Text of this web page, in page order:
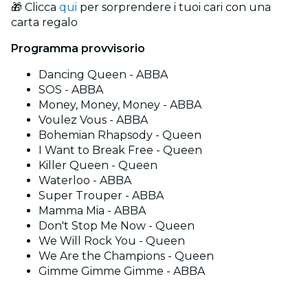
🎁 Clicca qui per sorprendere i tuoi cari con una
carta regalo
Programma provvisorio
Dancing Queen - ABBA
SOS - ABBA
Money, Money, Money - ABBA
Voulez Vous - ABBA
Bohemian Rhapsody - Queen
I Want to Break Free - Queen
Killer Queen - Queen
Waterloo - ABBA
Super Trouper - ABBA
Mamma Mia - ABBA
Don't Stop Me Now - Queen
We Will Rock You - Queen
We Are the Champions - Queen
Gimme Gimme Gimme - ABBA